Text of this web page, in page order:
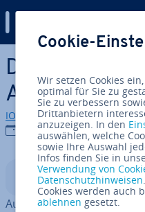
Zum Haupt­in­halt springen
Die besten
Al­ter­na­ti­ven
IONOS Redaktion
09.09.2020
In­halts­ver­zeich­nis
Auch wenn Google seine
Cookie-
Wir setzen Cookies
optimal für Sie zu
Sie zu verbessern
Drittanbietern
anzuzeigen. In den
auswählen, welche
sowie Ihre Auswahl
Infos finden Sie in
Verwendung von
Datenschutzhinweisen
Cookies werden auch
ablehnen gesetzt.